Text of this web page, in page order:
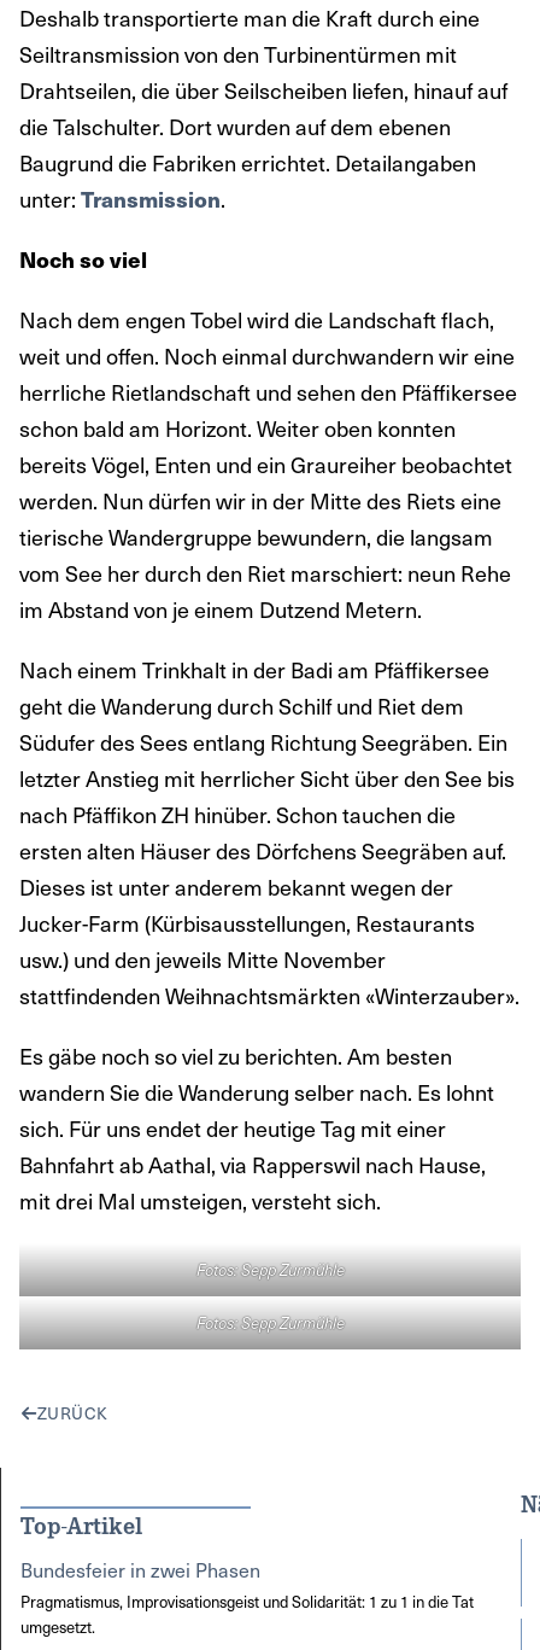
Deshalb transportierte man die Kraft durch eine
Seiltransmission von den Turbinentürmen mit
Drahtseilen, die über Seilscheiben liefen, hinauf auf
die Talschulter. Dort wurden auf dem ebenen
Baugrund die Fabriken errichtet. Detailangaben
unter: Transmission.
Noch so viel
Nach dem engen Tobel wird die Landschaft flach,
weit und offen. Noch einmal durchwandern wir eine
herrliche Rietlandschaft und sehen den Pfäffikersee
schon bald am Horizont. Weiter oben konnten
bereits Vögel, Enten und ein Graureiher beobachtet
werden. Nun dürfen wir in der Mitte des Riets eine
tierische Wandergruppe bewundern, die langsam
vom See her durch den Riet marschiert: neun Rehe
im Abstand von je einem Dutzend Metern.
Nach einem Trinkhalt in der Badi am Pfäffikersee
geht die Wanderung durch Schilf und Riet dem
Südufer des Sees entlang Richtung Seegräben. Ein
letzter Anstieg mit herrlicher Sicht über den See bis
nach Pfäffikon ZH hinüber. Schon tauchen die
ersten alten Häuser des Dörfchens Seegräben auf.
Dieses ist unter anderem bekannt wegen der
Jucker-Farm (Kürbisausstellungen, Restaurants
usw.) und den jeweils Mitte November
stattfindenden Weihnachtsmärkten «Winterzauber».
Es gäbe noch so viel zu berichten. Am besten
wandern Sie die Wanderung selber nach. Es lohnt
sich. Für uns endet der heutige Tag mit einer
Bahnfahrt ab Aathal, via Rapperswil nach Hause,
mit drei Mal umsteigen, versteht sich.
Fotos: Sepp Zurmühle
Fotos: Sepp Zurmühle
ZURÜCK
Top-Artikel
Bundesfeier in zwei Phasen
Pragmatismus, Improvisationsgeist und Solidarität: 1 zu 1 in die Tat
umgesetzt.